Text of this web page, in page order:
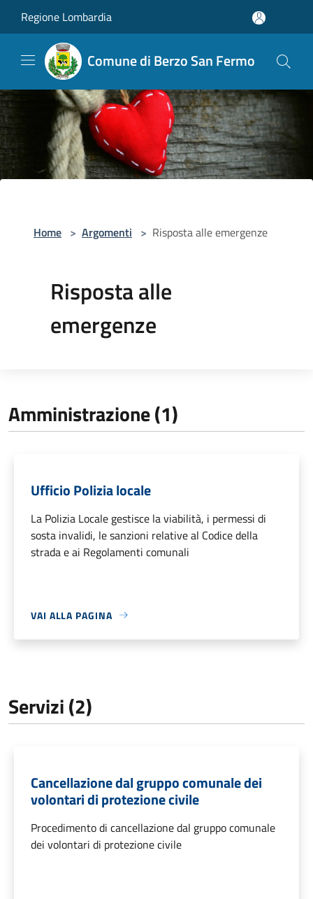
Regione Lombardia
Comune di Berzo San Fermo
Home > Argomenti > Risposta alle emergenze
Risposta alle
emergenze
Amministrazione (1)
Ufficio Polizia locale
La Polizia Locale gestisce la viabilità, i permessi di
sosta invalidi, le sanzioni relative al Codice della
strada e ai Regolamenti comunali
VAI ALLA PAGINA
Servizi (2)
Cancellazione dal gruppo comunale dei
volontari di protezione civile
Procedimento di cancellazione dal gruppo comunale
dei volontari di protezione civile